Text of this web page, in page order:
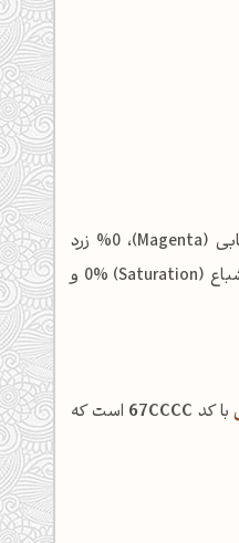
شامل: %0 فیروزه‌ای (Cyan)، %0 سرخابی (Magenta)، %0 زرد
(Yellow) و %15 مشکی (Key/Black) است. در فضای رنگی HSL نیز این رنگ دارای فام (Hue) 0° درجه، اشباع (Saturation) 0% و
با کد 67CCCC است که